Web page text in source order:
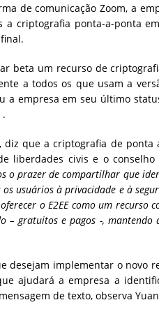
de comunicação Zoom, a
a criptografia ponta-a-ponta
beta um recurso de
a todos os que usam a
a empresa em seu último
.
diz que a criptografia de
liberdades civis e o
o prazer de compartilhar que
usuários à privacidade e à
o E2EE como um recurso
– gratuitos e pagos -, mantendo
desejam implementar o novo
ajudará a empresa a
de texto, observa